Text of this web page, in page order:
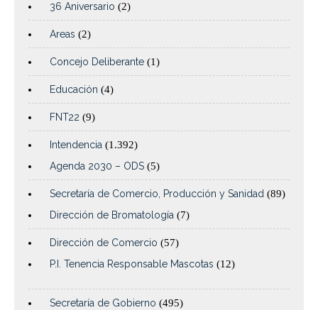
36 Aniversario (2)
Areas (2)
Concejo Deliberante (1)
Educación (4)
FNT22 (9)
Intendencia (1.392)
Agenda 2030 – ODS (5)
Secretaría de Comercio, Producción y Sanidad (89)
Dirección de Bromatología (7)
Dirección de Comercio (57)
P.I. Tenencia Responsable Mascotas (12)
Secretaría de Gobierno (495)